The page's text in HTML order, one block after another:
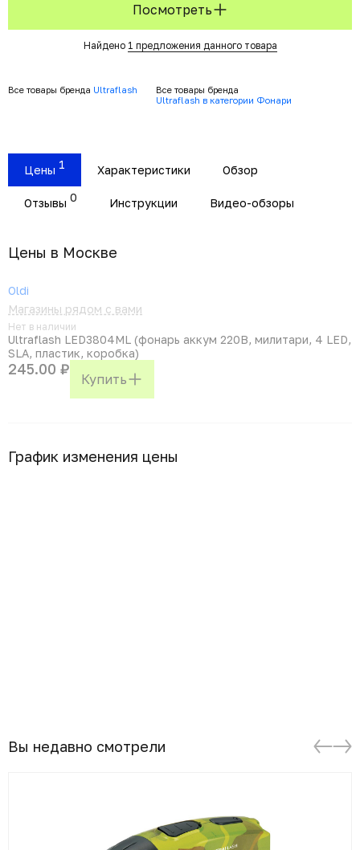
Посмотреть
Найдено 1 предложения данного товара
Все товары бренда Ultraflash
Все товары бренда
Ultraflash в категории Фонари
Цены 1 Характеристики Обзор
Отзывы 0 Инструкции Видео-обзоры
Цены в Москвe
Oldi
Магазины рядом с вами
Нет в наличии
Ultraflash LED3804ML (фонарь аккум 220В, милитари, 4 LED,
SLA, пластик, коробка)
245.00 ₽
Купить
График изменения цены
Вы недавно смотрели